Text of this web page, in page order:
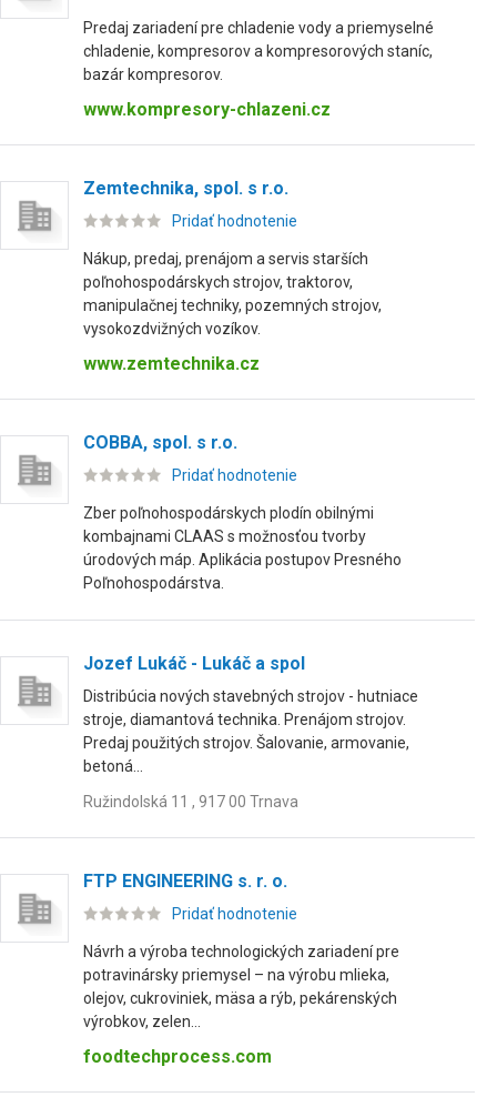
Predaj zariadení pre chladenie vody a priemyselné
chladenie, kompresorov a kompresorových staníc,
bazár kompresorov.
www.kompresory-chlazeni.cz
Zemtechnika, spol. s r.o.
Pridať hodnotenie
Nákup, predaj, prenájom a servis starších
poľnohospodárskych strojov, traktorov,
manipulačnej techniky, pozemných strojov,
vysokozdvižných vozíkov.
www.zemtechnika.cz
COBBA, spol. s r.o.
Pridať hodnotenie
Zber poľnohospodárskych plodín obilnými
kombajnami CLAAS s možnosťou tvorby
úrodových máp. Aplikácia postupov Presného
Poľnohospodárstva.
Jozef Lukáč - Lukáč a spol
Distribúcia nových stavebných strojov - hutniace
stroje, diamantová technika. Prenájom strojov.
Predaj použitých strojov. Šalovanie, armovanie,
betoná...
Ružindolská 11 , 917 00 Trnava
FTP ENGINEERING s. r. o.
Pridať hodnotenie
Návrh a výroba technologických zariadení pre
potravinársky priemysel – na výrobu mlieka,
olejov, cukroviniek, mäsa a rýb, pekárenských
výrobkov, zelen...
foodtechprocess.com